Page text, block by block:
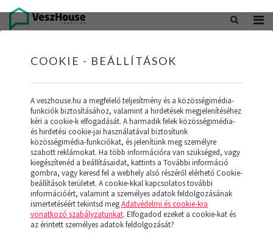
office@veszhouse.hu +36 20 402 5098
INGATLAN KÉSZLETÜNK
(19)
COOKIE - BEÁLLÍTÁSOK
A veszhouse.hu a megfelelő teljesítmény és a közösségimédia-
funkciók biztosításához, valamint a hirdetések megjelenítéséhez
kéri a cookie-k elfogadását. A harmadik felek közösségimédia-
és hirdetési cookie-jai használatával biztosítunk
közösségimédia-funkciókat, és jelenítünk meg személyre
szabott reklámokat. Ha több információra van szükséged, vagy
kiegészítenéd a beállításaidat, kattints a További információ
gombra, vagy keresd fel a webhely alsó részéről elérhető Cookie-
beállítások területet. A cookie-kkal kapcsolatos további
információért, valamint a személyes adatok feldolgozásának
ismertetéséért tekintsd megAdatvédelmi és cookie-kra
vonatkozó szabályzatunkat. Elfogadod ezeket a cookie-kat és
az érintett személyes adatok feldolgozását?